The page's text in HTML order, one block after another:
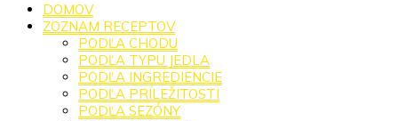
DOMOV
ZOZNAM RECEPTOV
PODĽA CHODU
PODĽA TYPU JEDLA
PODĽA INGREDIENCIE
PODĽA PRÍLEŽITOSTI
PODĽA SEZÓNY